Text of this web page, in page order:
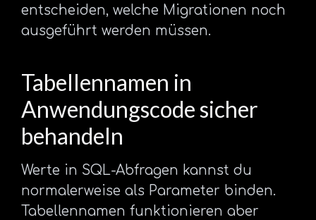
entscheiden, welche Migrationen noch
ausgeführt werden müssen.
Tabellennamen in
Anwendungscode sicher
behandeln
Werte in SQL-Abfragen kannst du
normalerweise als Parameter binden.
Tabellennamen funktionieren aber